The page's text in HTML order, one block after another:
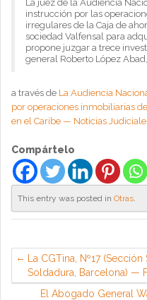
La juez de la Audiencia
instrucción por las
irregulares de la Caja de
sociedad Valfensal para
propone juzgar a trece
general Roberto López
a través de La Audiencia
por operaciones inmobiliarias
en el Caribe — Noticias
Compártelo
This entry was posted in Otras.
La CGTina, Nº17
Soldadura, Barcelona) —
El Abogado General